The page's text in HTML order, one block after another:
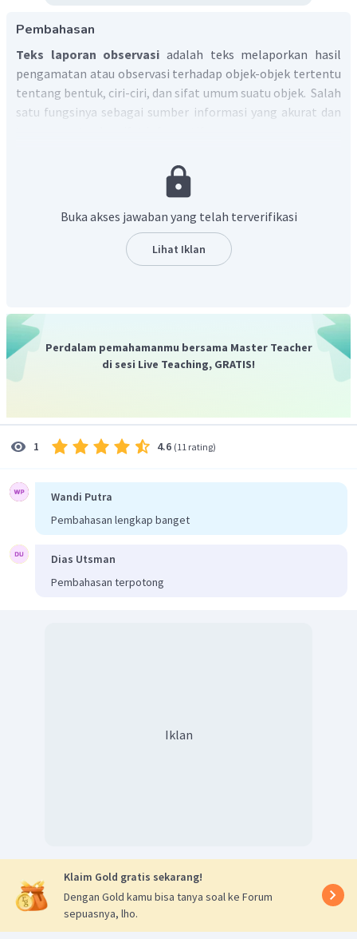
Pembahasan
Teks laporan observasi adalah teks melaporkan hasil
pengamatan atau observasi terhadap objek-objek tertentu
tentang bentuk, ciri-ciri, dan sifat umum suatu objek. Salah
satu fungsinya sebagai sumber informasi yang akurat dan
observasi adalah bersifat informatif. Adapun yang tidak
berkaitan dengan makna informatif adalah menggunakan
Dengan demikian jawaban yang benar adalah E.
Buka akses jawaban yang telah terverifikasi
Lihat Iklan
Perdalam pemahamanmu bersama Master Teacher
di sesi Live Teaching, GRATIS!
1 4.6 (11 rating)
Wandi Putra
Pembahasan lengkap banget
Dias Utsman
Pembahasan terpotong
Iklan
Klaim Gold gratis sekarang!
Dengan Gold kamu bisa tanya soal ke Forum
sepuasnya, lho.